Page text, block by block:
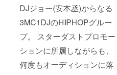
DJジョー(安本丞)からなる
3MC1DJのHIPHOPグルー
プ。 スターダストプロモー
ションに所属しながらも、
何度もオーディションに落